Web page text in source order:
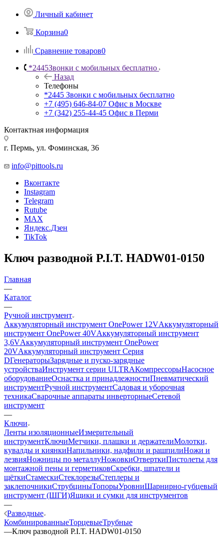
Личный кабинет
Корзина0
Сравнение товаров0
*2445Звонки с мобильных бесплатно
Назад
Телефоны
*2445 Звонки с мобильных бесплатно
+7 (495) 646-84-07 Офис в Москве
+7 (342) 255-44-45 Офис в Перми
Контактная информация
г. Пермь, ул. Фоминская, 36
info@pittools.ru
Вконтакте
Instagram
Telegram
Rutube
MAX
Яндекс.Дзен
TikTok
Ключ разводной P.I.T. HADW01-0150
Главная
—
Каталог
—
Ручной инструмент
Аккумуляторный инструмент OnePower 12VАккумуляторный
инструмент OnePower 40VАккумуляторный инструмент
3,6VАккумуляторный инструмент OnePower
20VАккумуляторный инструмент Серия
DГенераторыЗарядные и пуско-зарядные
устройстваИнструмент серии ULTRAКомпрессорыНасосное
оборудованиеОснастка и принадлежностиПневматический
инструментРучной инструментСадовая и уборочная
техникаСварочные аппараты инверторныеСетевой
инструмент
—
Ключи
Ленты изоляционныеИзмерительный
инструментКлючиМетчики, плашки и держателиМолотки,
кувалды и киянкиНапильники, надфили и рашпилиНожи и
лезвияНожницы по металлуНожовкиОтверткиПистолеты для
монтажной пены и герметиковСкребки, шпатели и
щёткиСтамескиСтеклорезыСтеплеры и
заклепочникиСтрубциныТопорыУровниШарнирно-губцевый
инструмент (ШГИ)Ящики и сумки для инструментов
—
Разводные
КомбинированныеТорцевыеТрубные
—Ключ разводной P.I.T. HADW01-0150